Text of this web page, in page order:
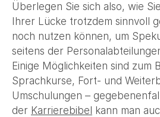
Überlegen Sie sich also, wie
Ihrer Lücke trotzdem sinnvoll
noch nutzen können, um
seitens der
Einige Möglichkeiten sind zum
Sprachkurse, Fort- und
Umschulungen –
der Karrierebibel
kann man